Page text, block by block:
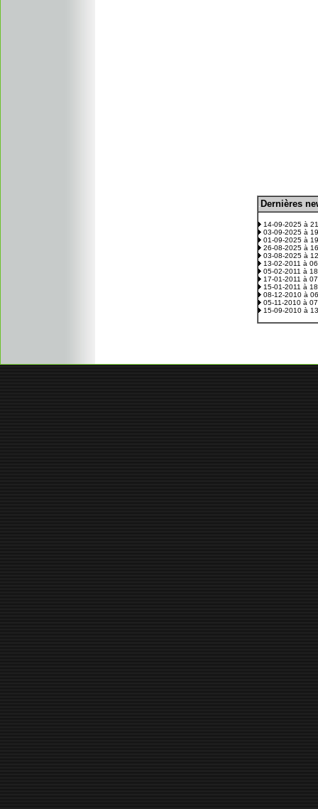
Dernières
14-09-2025 à
03-09-2025 à
01-09-2025 à
26-08-2025 à
03-08-2025 à
13-02-2011 à
05-02-2011 à
17-01-2011 à
15-01-2011 à
08-12-2010 à
05-11-2010 à
15-09-2010 à